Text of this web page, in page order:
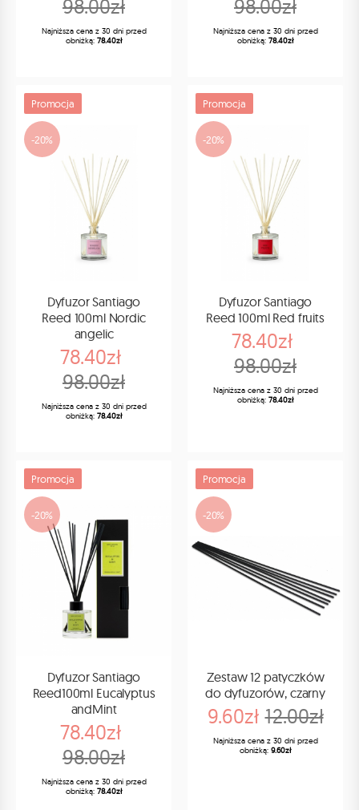
98.00zł
Najniższa cena z 30 dni przed
obniżką: 78.40zł
98.00zł
Najniższa cena z 30 dni przed
obniżką: 78.40zł
Promocja
-20%
Dyfuzor Santiago
Reed 100ml Nordic
angelic
78.40zł
98.00zł
Najniższa cena z 30 dni przed
obniżką: 78.40zł
Promocja
-20%
Dyfuzor Santiago
Reed 100ml Red fruits
78.40zł
98.00zł
Najniższa cena z 30 dni przed
obniżką: 78.40zł
Promocja
-20%
Dyfuzor Santiago
Reed100ml Eucalyptus
andMint
78.40zł
98.00zł
Najniższa cena z 30 dni przed
obniżką: 78.40zł
Promocja
-20%
Zestaw 12 patyczków
do dyfuzorów, czarny
9.60zł 12.00zł
Najniższa cena z 30 dni przed
obniżką: 9.60zł